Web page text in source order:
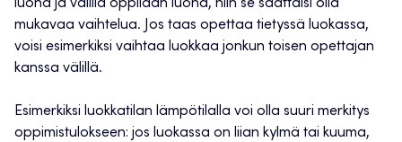
luona ja välillä oppilaan luona, niin se saattaisi olla
mukavaa vaihtelua. Jos taas opettaa tietyssä luokassa,
voisi esimerkiksi vaihtaa luokkaa jonkun toisen opettajan
kanssa välillä.
Esimerkiksi luokkatilan lämpötilalla voi olla suuri merkitys
oppimistulokseen: jos luokassa on liian kylmä tai kuuma,